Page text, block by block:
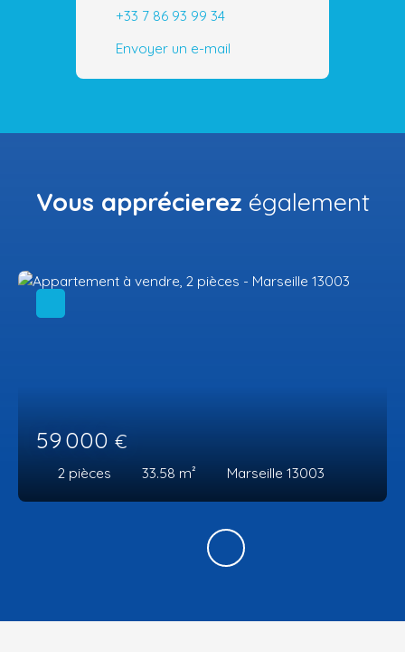
+33 7 86 93 99 34
Envoyer un e-mail
Vous apprécierez également
59 000 €
2 pièces 33.58 m² Marseille 13003